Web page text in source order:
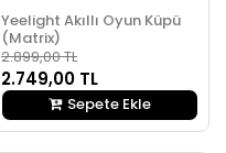
Yeelight Akıllı Oyun Küpü
(Matrix)
2.899,00 TL
2.749,00 TL
Sepete Ekle